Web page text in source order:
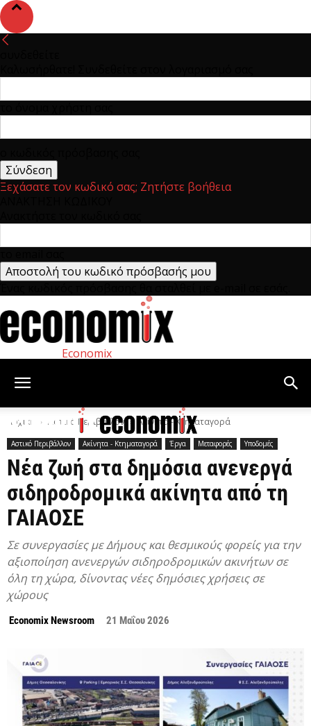
Ξεχάσατε τον κωδικό σας; Ζητήστε βοήθεια
Economix
Αρχική Αστικό Περιβάλλον Ακίνητα - Κτηματαγορά
Αστικό Περιβάλλον Ακίνητα - Κτηματαγορά Έργα Μεταφορές Υποδομές
Νέα ζωή στα δημόσια ανενεργά
σιδηροδρομικά ακίνητα από τη
ΓΑΙΑΟΣΕ
Σε συνεργασίες με Δήμους και θεσμικούς φορείς για την
αξιοποίηση ανενεργών σιδηροδρομικών ακινήτων σε
όλη τη χώρα, δίνοντας νέες δημόσιες χρήσεις σε
χώρους
Economix Newsroom 21 Μαΐου 2026